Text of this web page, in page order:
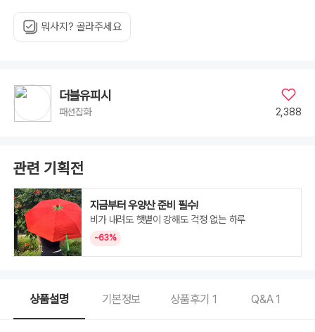
뭐사지? 골라주세요
더블유피시
패션잡화 2,388
관련 기획전
지금부터 우양산 준비 필수!
비가 내려도 햇볕이 강해도 걱정 없는 하루
~63%
상품설명 기본정보 상품후기 1 Q&A1